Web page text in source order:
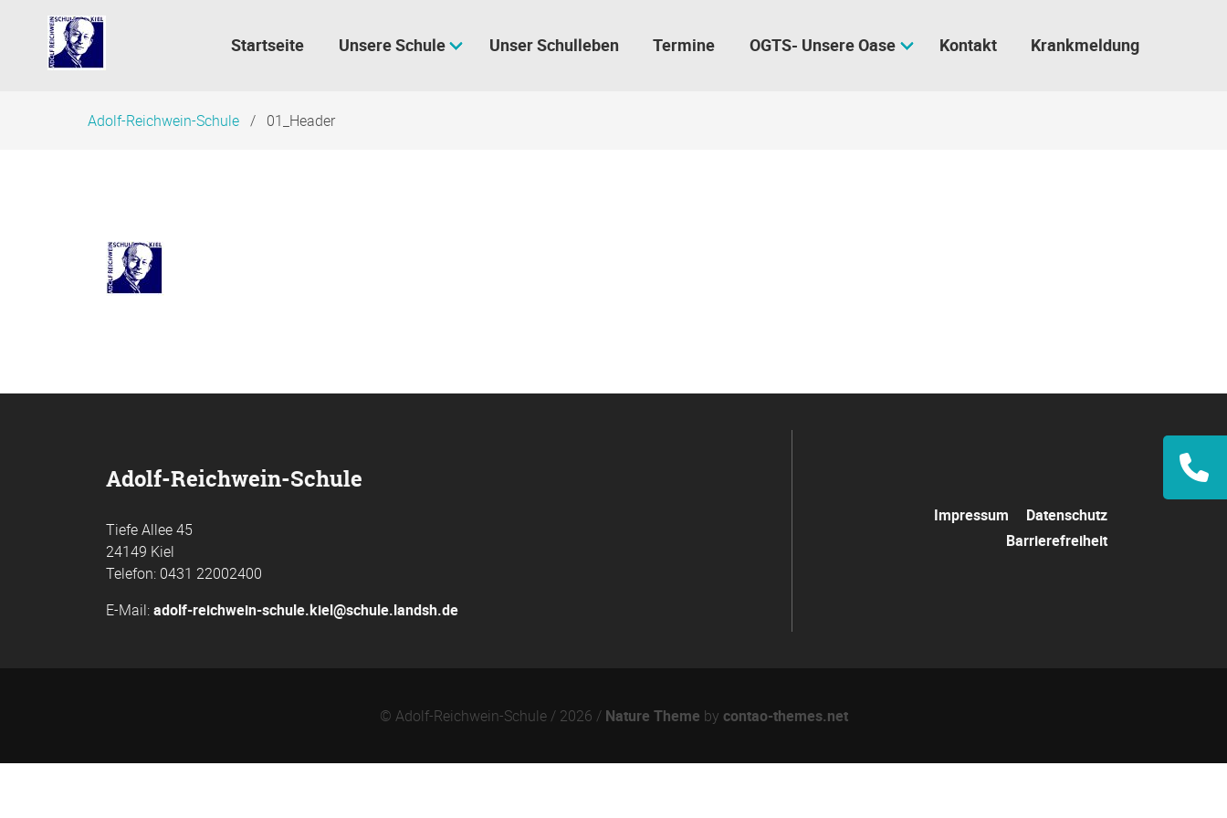
Navigation
überspringen
Startseite Unsere Schule Unser Schulleben Termine OGTS- Unsere Oase Kontakt Krankmeldung
Adolf-Reichwein-Schule 01_Header
Adolf-Reichwein-Schule
Tiefe Allee 45
24149 Kiel
Telefon: 0431 22002400
E-Mail:adolf-reichwein-schule.kiel@schule.landsh.de
Navigation
Impressum
Datenschutz
Barrierefreiheit
© Adolf-Reichwein-Schule / 2026 / Nature Theme by contao-themes.net
Navigation